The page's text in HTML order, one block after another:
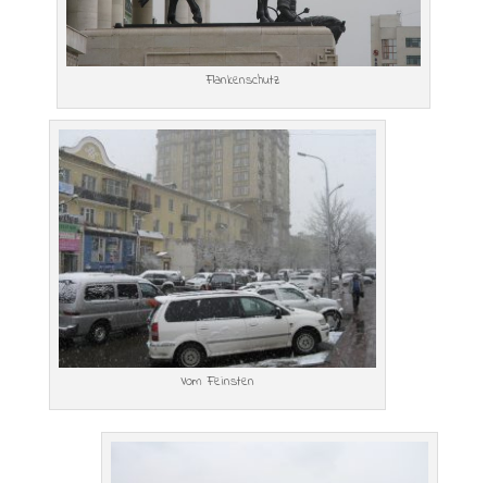
Flankenschutz
Vom Feinsten